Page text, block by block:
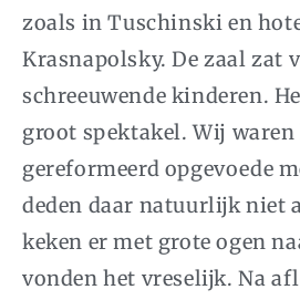
zoals in Tuschinski en
Krasnapolsky. De zaal zat
schreeuwende kinderen.
groot spektakel. Wij
gereformeerd opgevoede
deden daar natuurlijk niet
keken er met grote ogen
vonden het vreselijk. Na